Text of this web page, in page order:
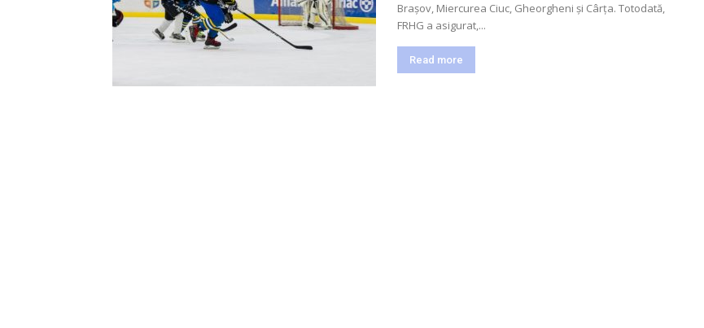
Brașov, Miercurea Ciuc, Gheorgheni și Cârța. Totodată,
FRHG a asigurat,...
Read more